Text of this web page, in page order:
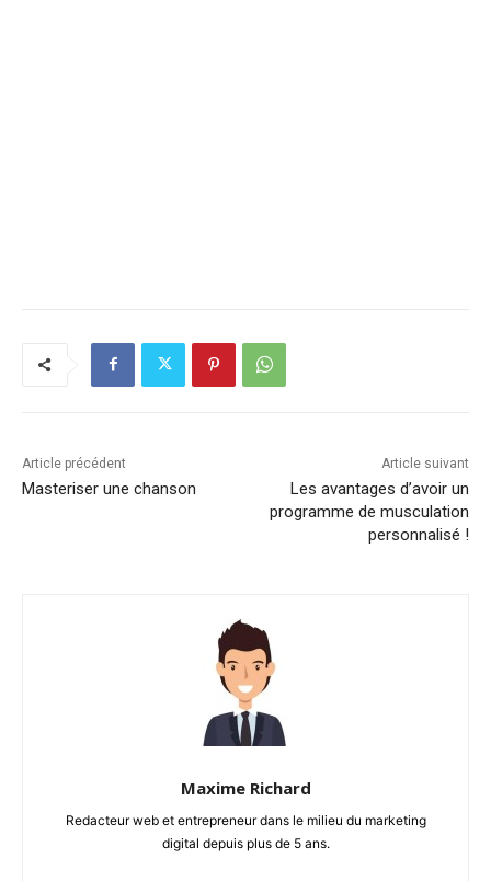
Article précédent
Masteriser une chanson
Article suivant
Les avantages d’avoir un
programme de musculation
personnalisé !
Maxime Richard
Redacteur web et entrepreneur dans le milieu du marketing
digital depuis plus de 5 ans.